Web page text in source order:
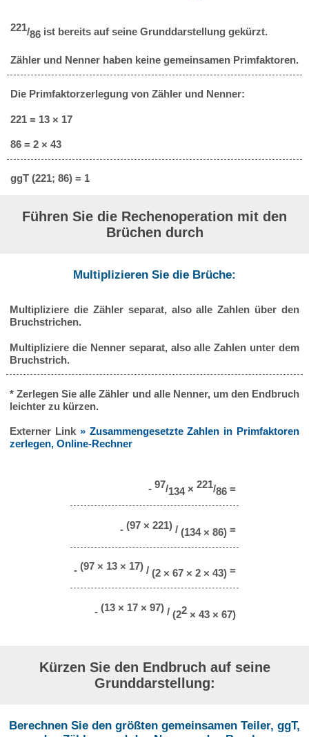
221/86 ist bereits auf seine Grunddarstellung gekürzt.
Zähler und Nenner haben keine gemeinsamen Primfaktoren.
Die Primfaktorzerlegung von Zähler und Nenner:
221 = 13 × 17
86 = 2 × 43
ggT (221; 86) = 1
Führen Sie die Rechenoperation mit den
Brüchen durch
Multiplizieren Sie die Brüche:
Multipliziere die Zähler separat, also alle Zahlen über den
Bruchstrichen.
Multipliziere die Nenner separat, also alle Zahlen unter dem
Bruchstrich.
* Zerlegen Sie alle Zähler und alle Nenner, um den Endbruch
leichter zu kürzen.
Externer Link » Zusammengesetzte Zahlen in Primfaktoren
zerlegen, Online-Rechner
- 97/134 × 221/86=
- (97 × 221)/ (134 × 86)=
- (97 × 13 × 17)/ (2 × 67 × 2 × 43)=
- (13 × 17 × 97)/ (22× 43 × 67)
Kürzen Sie den Endbruch auf seine
Grunddarstellung:
Berechnen Sie den größten gemeinsamen Teiler, ggT,